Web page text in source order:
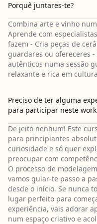
Porquê juntares-te?
Combina arte e vinho
Aprende com
fazem - Cria peças de
guardares ou ofereceres
autênticos numa sessão
relaxante e rica em
Preciso de ter alguma
para participar neste
De jeito nenhum! Este
para principiantes
curiosidade e só quer
preocupar com
O processo de
vamos guiar-te passo a
desde o início. Se nunca
lugar perfeito para
experiência, vais adorar
num espaço criativo e